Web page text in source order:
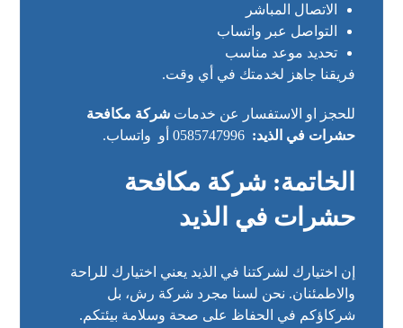
الاتصال المباشر
التواصل عبر واتساب
تحديد موعد مناسب
فريقنا جاهز لخدمتك في أي وقت.
للحجز او الاستفسار عن خدماتشركة مكافحة
حشرات في الذيد: 0585747996 أو واتساب.
الخاتمة: شركة مكافحة
حشرات في الذيد
إن اختيارك لشركتنا في الذيد يعني اختيارك للراحة
والاطمئنان. نحن لسنا مجرد شركة رش، بل
شركاؤكم في الحفاظ على صحة وسلامة بيئتكم.